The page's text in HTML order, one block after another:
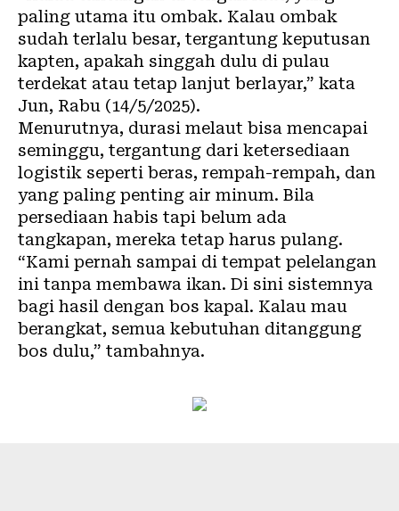
paling utama itu ombak. Kalau ombak
sudah terlalu besar, tergantung keputusan
kapten, apakah singgah dulu di pulau
terdekat atau tetap lanjut berlayar,” kata
Jun, Rabu (14/5/2025).
Menurutnya, durasi melaut bisa mencapai
seminggu, tergantung dari ketersediaan
logistik seperti beras, rempah-rempah, dan
yang paling penting air minum. Bila
persediaan habis tapi belum ada
tangkapan, mereka tetap harus pulang.
“Kami pernah sampai di tempat pelelangan
ini tanpa membawa ikan. Di sini sistemnya
bagi hasil dengan bos kapal. Kalau mau
berangkat, semua kebutuhan ditanggung
bos dulu,” tambahnya.